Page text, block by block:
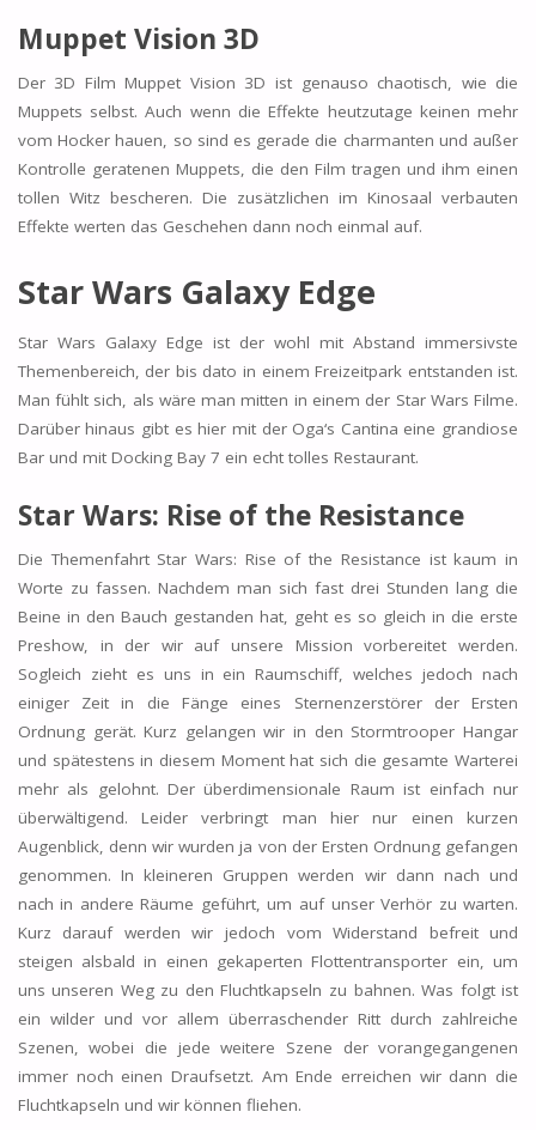
Muppet Vision 3D
Der 3D Film Muppet Vision 3D ist genauso chaotisch, wie die
Muppets selbst. Auch wenn die Effekte heutzutage keinen mehr
vom Hocker hauen, so sind es gerade die charmanten und außer
Kontrolle geratenen Muppets, die den Film tragen und ihm einen
tollen Witz bescheren. Die zusätzlichen im Kinosaal verbauten
Effekte werten das Geschehen dann noch einmal auf.
Star Wars Galaxy Edge
Star Wars Galaxy Edge ist der wohl mit Abstand immersivste
Themenbereich, der bis dato in einem Freizeitpark entstanden ist.
Man fühlt sich, als wäre man mitten in einem der Star Wars Filme.
Darüber hinaus gibt es hier mit der Oga‘s Cantina eine grandiose
Bar und mit Docking Bay 7 ein echt tolles Restaurant.
Star Wars: Rise of the Resistance
Die Themenfahrt Star Wars: Rise of the Resistance ist kaum in
Worte zu fassen. Nachdem man sich fast drei Stunden lang die
Beine in den Bauch gestanden hat, geht es so gleich in die erste
Preshow, in der wir auf unsere Mission vorbereitet werden.
Sogleich zieht es uns in ein Raumschiff, welches jedoch nach
einiger Zeit in die Fänge eines Sternenzerstörer der Ersten
Ordnung gerät. Kurz gelangen wir in den Stormtrooper Hangar
und spätestens in diesem Moment hat sich die gesamte Warterei
mehr als gelohnt. Der überdimensionale Raum ist einfach nur
überwältigend. Leider verbringt man hier nur einen kurzen
Augenblick, denn wir wurden ja von der Ersten Ordnung gefangen
genommen. In kleineren Gruppen werden wir dann nach und
nach in andere Räume geführt, um auf unser Verhör zu warten.
Kurz darauf werden wir jedoch vom Widerstand befreit und
steigen alsbald in einen gekaperten Flottentransporter ein, um
uns unseren Weg zu den Fluchtkapseln zu bahnen. Was folgt ist
ein wilder und vor allem überraschender Ritt durch zahlreiche
Szenen, wobei die jede weitere Szene der vorangegangenen
immer noch einen Draufsetzt. Am Ende erreichen wir dann die
Fluchtkapseln und wir können fliehen.